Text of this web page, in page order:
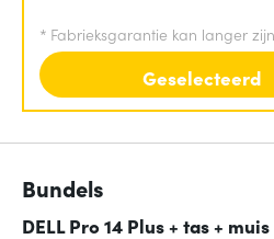
* Fabrieksgarantie kan langer
Geselecteerd
Bundels
DELL Pro 14 Plus + tas + muis